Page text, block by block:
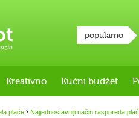
popularno
Kreativno Kućni budžet
plaće › Najjednostavniji način rasporeda